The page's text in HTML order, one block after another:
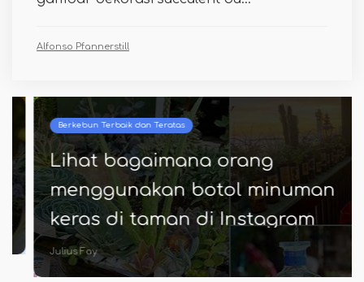
Alfonso Pfannerstill
Berkebun Terbaik dan Teratas
Lihat bagaimana orang
menggunakan botol minuman
keras di taman di Instagram
Julius Fay